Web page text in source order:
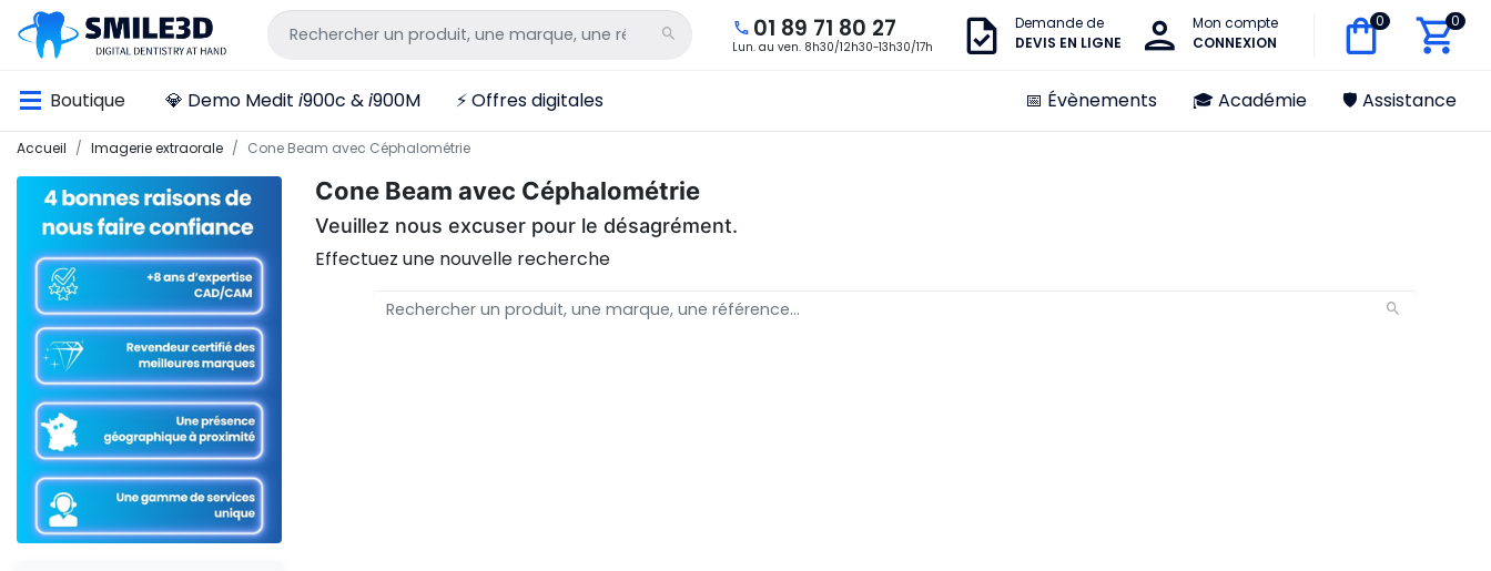
01 89 71 80 27
Lun. au ven. 8h30/12h30-13h30/17h
Demande de
DEVIS EN LIGNE
Mon compte
CONNEXION
0 0
Boutique 💎 Demo Medit i900c &i900M ⚡ Offres digitales 📅 Évènements 🎓 Académie 🛡️ Assistance
Accueil Imagerie extraorale Cone Beam avec Céphalométrie
Cone Beam avec Céphalométrie
Veuillez nous excuser pour le désagrément.
Effectuez une nouvelle recherche